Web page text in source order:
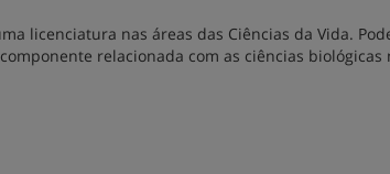
licenciatura nas áreas das Ciências da Vida.
relacionada com as ciências biológicas